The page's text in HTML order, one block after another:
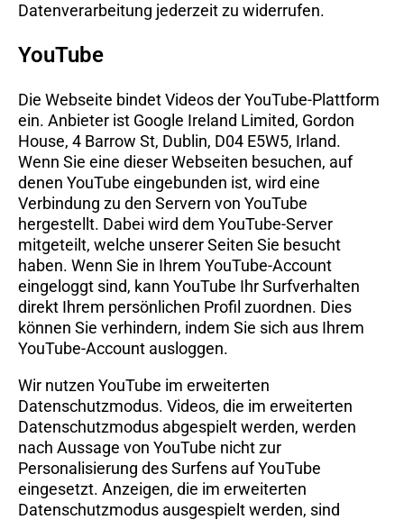
Datenverarbeitung jederzeit zu widerrufen.
YouTube
Die Webseite bindet Videos der YouTube-Plattform
ein. Anbieter ist Google Ireland Limited, Gordon
House, 4 Barrow St, Dublin, D04 E5W5, Irland.
Wenn Sie eine dieser Webseiten besuchen, auf
denen YouTube eingebunden ist, wird eine
Verbindung zu den Servern von YouTube
hergestellt. Dabei wird dem YouTube-Server
mitgeteilt, welche unserer Seiten Sie besucht
haben. Wenn Sie in Ihrem YouTube-Account
eingeloggt sind, kann YouTube Ihr Surfverhalten
direkt Ihrem persönlichen Profil zuordnen. Dies
können Sie verhindern, indem Sie sich aus Ihrem
YouTube-Account ausloggen.
Wir nutzen YouTube im erweiterten
Datenschutzmodus. Videos, die im erweiterten
Datenschutzmodus abgespielt werden, werden
nach Aussage von YouTube nicht zur
Personalisierung des Surfens auf YouTube
eingesetzt. Anzeigen, die im erweiterten
Datenschutzmodus ausgespielt werden, sind